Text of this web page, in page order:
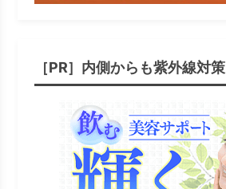
［PR］内側からも紫外線対策